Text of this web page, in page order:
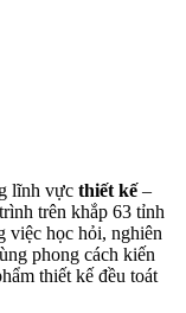
lĩnh vực thiết kế–
trên khắp 63 tỉnh
việc học hỏi, nghiên
phong cách kiến
thiết kế đều toát